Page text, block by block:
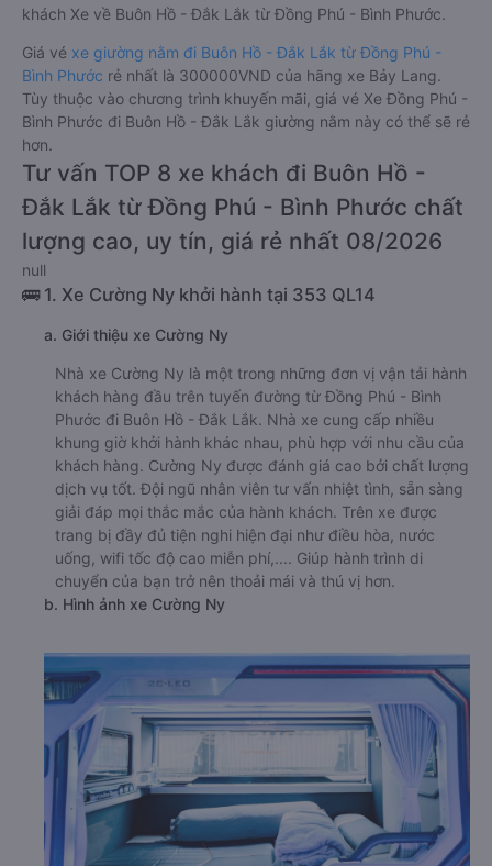
khách Xe về Buôn Hồ - Đắk Lắk từ Đồng Phú - Bình Phước.
Giá vé xe giường nằm đi Buôn Hồ - Đắk Lắk từ Đồng Phú -
Bình Phước rẻ nhất là 300000VND của hãng xe Bảy Lang.
Tùy thuộc vào chương trình khuyến mãi, giá vé Xe Đồng Phú -
Bình Phước đi Buôn Hồ - Đắk Lắk giường nằm này có thể sẽ rẻ
hơn.
Tư vấn TOP 8 xe khách đi Buôn Hồ -
Đắk Lắk từ Đồng Phú - Bình Phước chất
lượng cao, uy tín, giá rẻ nhất 08/2026
null
🚌 1. Xe Cường Ny khởi hành tại 353 QL14
a. Giới thiệu xe Cường Ny
Nhà xe Cường Ny là một trong những đơn vị vận tải hành
khách hàng đầu trên tuyến đường từ Đồng Phú - Bình
Phước đi Buôn Hồ - Đắk Lắk. Nhà xe cung cấp nhiều
khung giờ khởi hành khác nhau, phù hợp với nhu cầu của
khách hàng. Cường Ny được đánh giá cao bởi chất lượng
dịch vụ tốt. Đội ngũ nhân viên tư vấn nhiệt tình, sẵn sàng
giải đáp mọi thắc mắc của hành khách. Trên xe được
trang bị đầy đủ tiện nghi hiện đại như điều hòa, nước
uống, wifi tốc độ cao miễn phí,.... Giúp hành trình di
chuyển của bạn trở nên thoải mái và thú vị hơn.
b. Hình ảnh xe Cường Ny